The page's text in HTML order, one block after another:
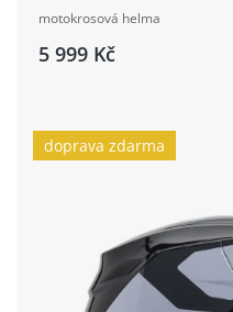
motokrosová helma
5 999 Kč
doprava zdarma